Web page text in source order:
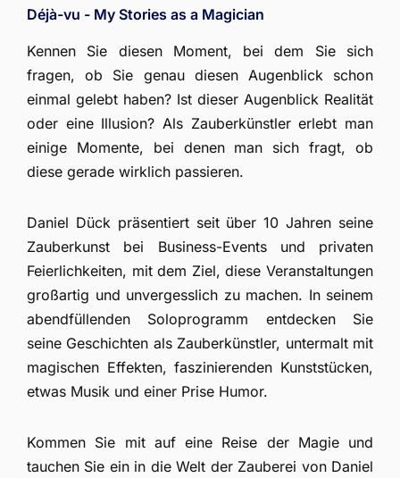
Déjà-vu - My Stories as a Magician
Kennen Sie diesen Moment, bei dem Sie sich
fragen, ob Sie genau diesen Augenblick schon
einmal gelebt haben? Ist dieser Augenblick Realität
oder eine Illusion? Als Zauberkünstler erlebt man
einige Momente, bei denen man sich fragt, ob
diese gerade wirklich passieren.
Daniel Dück präsentiert seit über 10 Jahren seine
Zauberkunst bei Business-Events und privaten
Feierlichkeiten, mit dem Ziel, diese Veranstaltungen
großartig und unvergesslich zu machen. In seinem
abendfüllenden Soloprogramm entdecken Sie
seine Geschichten als Zauberkünstler, untermalt mit
magischen Effekten, faszinierenden Kunststücken,
etwas Musik und einer Prise Humor.
Kommen Sie mit auf eine Reise der Magie und
tauchen Sie ein in die Welt der Zauberei von Daniel